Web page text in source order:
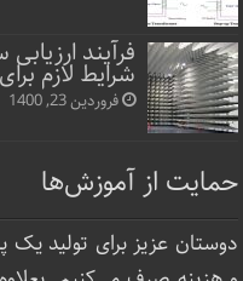
فرآیند
شرایط لازم
فروردین 23, 1400
حمایت از آموزش‌ها
دوستان عزیز برای تولید